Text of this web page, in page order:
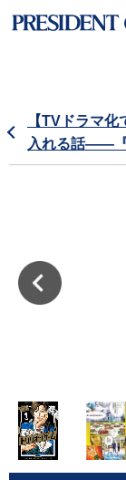
【TVドラマ
入れる話――『